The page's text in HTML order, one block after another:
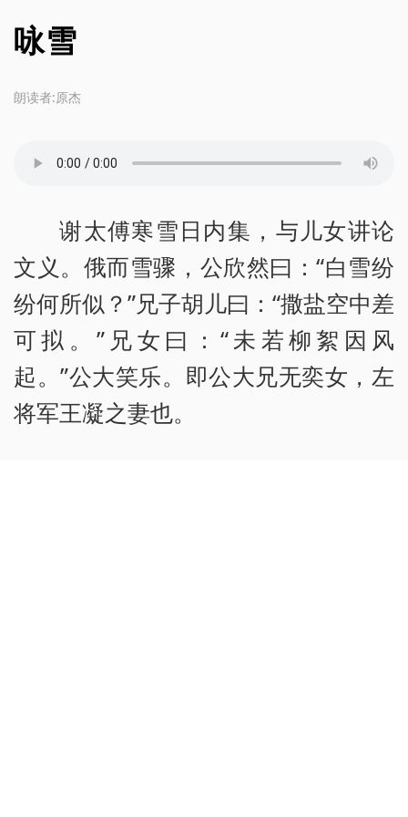
咏雪
朗读者:原杰
谢太傅寒雪日内集，与儿女讲论
文义。俄而雪骤，公欣然曰：“白雪纷
纷何所似？”兄子胡儿曰：“撒盐空中差
可拟。”兄女曰：“未若柳絮因风
起。”公大笑乐。即公大兄无奕女，左
将军王凝之妻也。